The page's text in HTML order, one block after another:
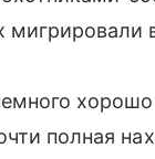
полная